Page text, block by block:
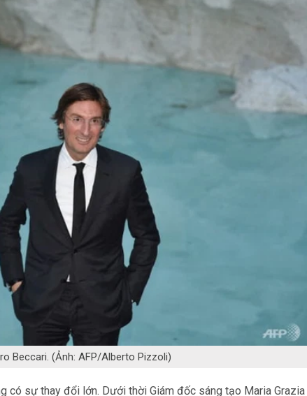
Beccari. (Ảnh: AFP/Alberto Pizzoli)
có sự thay đổi lớn. Dưới thời Giám đốc sáng tạo Maria Grazia